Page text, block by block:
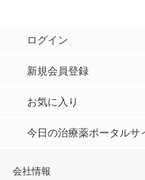
ログイン
新規会員登録
お気に入り
今日の治療薬ポータルサ
会社情報